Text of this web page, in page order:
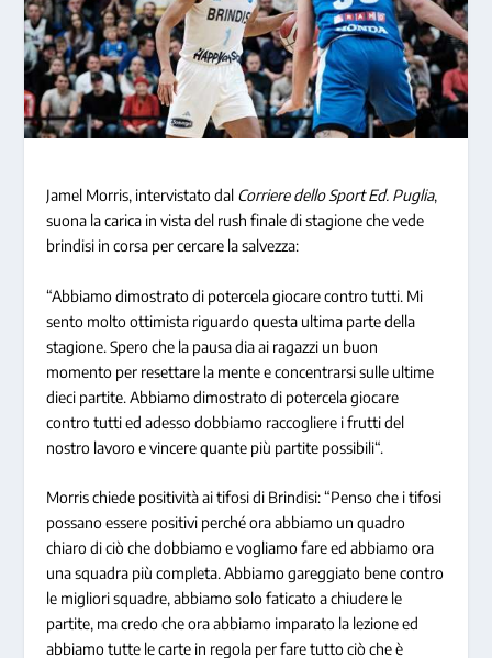
Jamel Morris, intervistato dal Corriere dello Sport Ed. Puglia,
suona la carica in vista del rush finale di stagione che vede
brindisi in corsa per cercare la salvezza:
“Abbiamo dimostrato di potercela giocare contro tutti. Mi
sento molto ottimista riguardo questa ultima parte della
stagione. Spero che la pausa dia ai ragazzi un buon
momento per resettare la mente e concentrarsi sulle ultime
dieci partite. Abbiamo dimostrato di potercela giocare
contro tutti ed adesso dobbiamo raccogliere i frutti del
nostro lavoro e vincere quante più partite possibili“.
Morris chiede positività ai tifosi di Brindisi: “Penso che i tifosi
possano essere positivi perché ora abbiamo un quadro
chiaro di ciò che dobbiamo e vogliamo fare ed abbiamo ora
una squadra più completa. Abbiamo gareggiato bene contro
le migliori squadre, abbiamo solo faticato a chiudere le
partite, ma credo che ora abbiamo imparato la lezione ed
abbiamo tutte le carte in regola per fare tutto ciò che è